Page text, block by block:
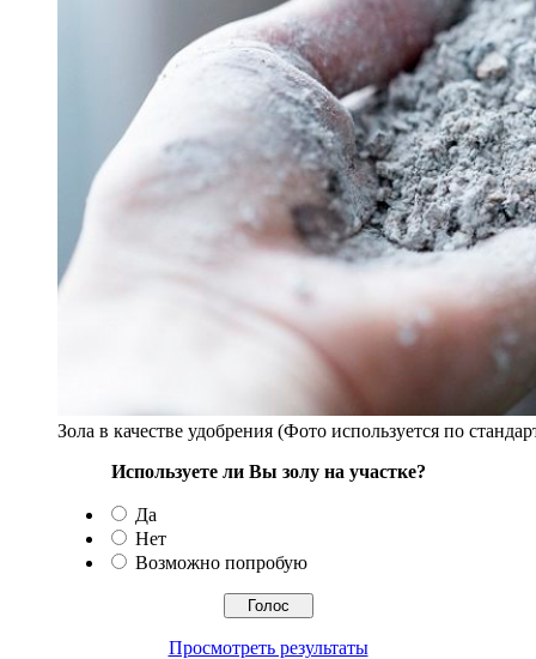
Зола в качестве удобрения (Фото используется по
Используете ли Вы золу на участке?
Да
Нет
Возможно попробую
Просмотреть результаты